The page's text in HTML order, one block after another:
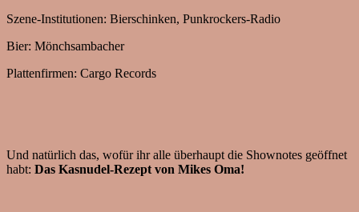
Szene-Institutionen: Bierschinken, Punkrockers-Radio
Bier: Mönchsambacher
Plattenfirmen: Cargo Records
Und natürlich das, wofür ihr alle überhaupt die Shownotes geöffnet
habt: Das Kasnudel-Rezept von Mikes Oma!